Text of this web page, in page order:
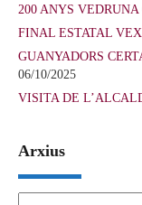
200 ANYS VEDRUNA
FINAL ESTATAL
GUANYADORS
06/10/2025
VISITA DE
Arxius